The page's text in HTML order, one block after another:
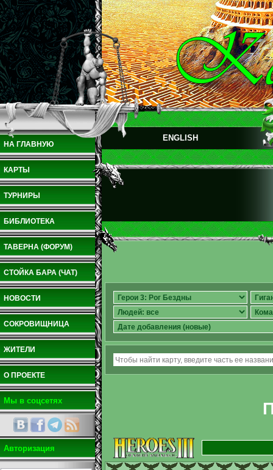
НА ГЛАВНУЮ
КАРТЫ
ТУРНИРЫ
БИБЛИОТЕКА
ТАВЕРНА (ФОРУМ)
СТОЙКА БАРА (ЧАТ)
НОВОСТИ
СОКРОВИЩНИЦА
ЖИТЕЛИ
О ПРОЕКТЕ
Мы в соцсетях
Авторизация
ENGLISH